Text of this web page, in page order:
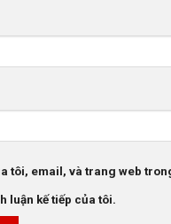
tôi, email, và trang web
luận kế tiếp của tôi.